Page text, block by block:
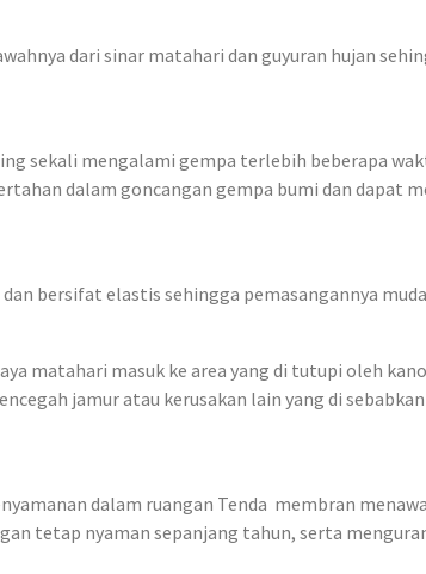
dari sinar matahari dan guyuran hujan
sekali mengalami gempa terlebih beberapa
dalam goncangan gempa bumi dan dapat
bersifat elastis sehingga pemasangannya
matahari masuk ke area yang di tutupi oleh
jamur atau kerusakan lain yang di
dalam ruangan Tenda membran
tetap nyaman sepanjang tahun, serta